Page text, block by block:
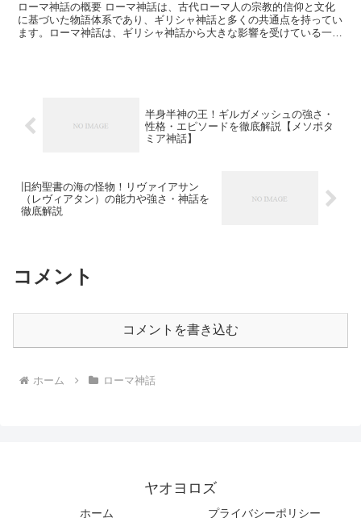
ローマ神話の概要 ローマ神話は、古代ローマ人の宗教的信仰と文化
に基づいた物語体系であり、ギリシャ神話と多くの共通点を持ってい
ます。ローマ神話は、ギリシャ神話から大きな影響を受けている一方
半身半神の王！ギルガメッシュの強さ・
性格・エピソードを徹底解説【メソポタ
ミア神話】
旧約聖書の海の怪物！リヴァイアサン
（レヴィアタン）の能力や強さ・神話を
徹底解説
コメント
コメントを書き込む
ホーム ローマ神話
ヤオヨロズ
ホーム プライバシーポリシー